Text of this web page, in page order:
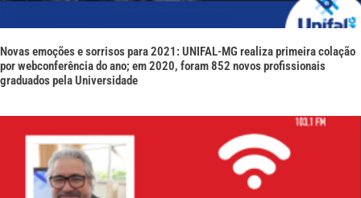
Novas emoções e sorrisos para 2021: UNIFAL-MG realiza primeira colação
por webconferência do ano; em 2020, foram 852 novos profissionais
graduados pela Universidade